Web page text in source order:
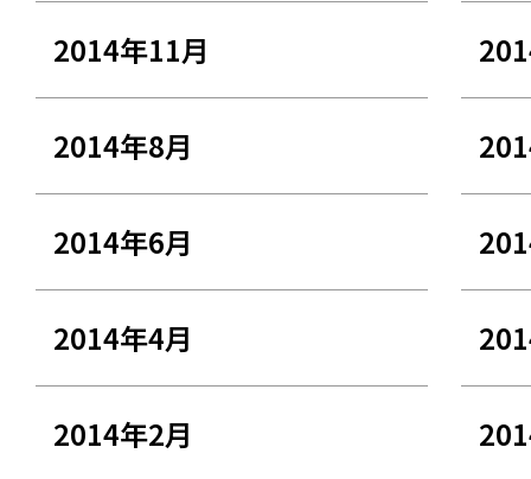
2014年11月
2014年8月
2014年6月
2014年4月
2014年2月